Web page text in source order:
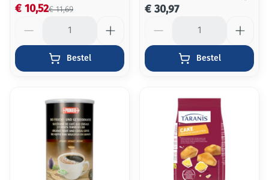
€ 11,69
€ 10,52
Bestel
€ 30,97
Bestel